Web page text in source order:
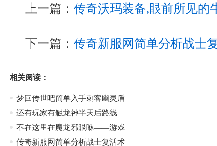
上一篇： 传奇沃玛装备,眼前所见的
下一篇： 传奇新服网简单分析战士
相关阅读：
梦回传世吧简单入手刺客幽灵盾
还有玩家有触龙神半天后路线
不在这里在魔龙邪眼咻——游戏
传奇新服网简单分析战士复活术